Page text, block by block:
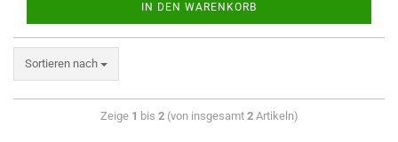
IN DEN WARENKORB
Sortieren nach
Zeige 1 bis 2(von insgesamt 2Artikeln)